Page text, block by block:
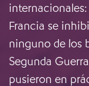
Francia se
ninguno de los
Segunda
pusieron en